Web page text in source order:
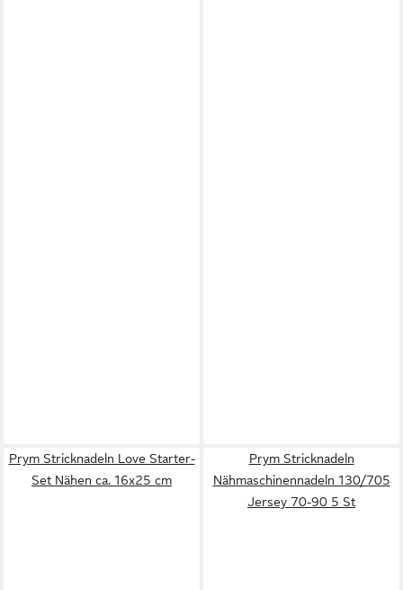
Prym Stricknadeln Love Starter-
Set Nähen ca. 16x25 cm
Prym Stricknadeln
Nähmaschinennadeln 130/705
Jersey 70-90 5 St